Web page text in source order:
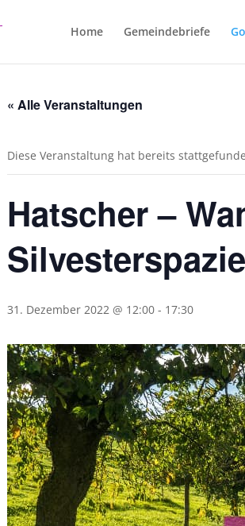
Home Gemeindebriefe
« Alle Veranstaltungen
Diese Veranstaltung hat bereits
Hatscher –
31. Dezember 2022 @ 12:00 - 17:30